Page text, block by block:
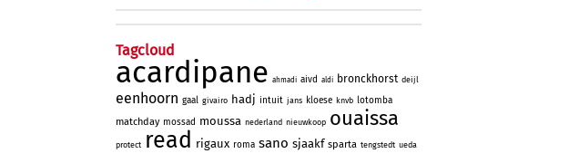
Tagcloud
acardipane ahmadi aivd aldi bronckhorst deijl
eenhoorn gaal givairo hadj intuit jans kloese knvb lotomba
matchday mossad moussa nederland nieuwkoop ouaissa
protect read rigaux roma sano sjaakf sparta tengstedt ueda